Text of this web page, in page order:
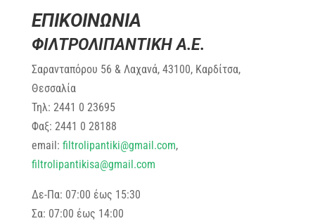
ΕΠΙΚΟΙΝΩΝΙΑ
ΦΙΛΤΡΟΛΙΠΑΝΤΙΚΗ Α.Ε.
Σαρανταπόρου 56 & Λαχανά, 43100, Καρδίτσα,
Θεσσαλία
Τηλ: 2441 0 23695
Φαξ: 2441 0 28188
email: filtrolipantiki@gmail.com,
filtrolipantikisa@gmail.com
Δε-Πα: 07:00 έως 15:30
Σα: 07:00 έως 14:00